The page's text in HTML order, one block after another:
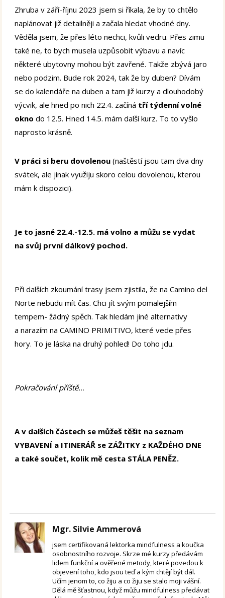
Zhruba v září-říjnu 2023 jsem si říkala, že by to chtělo
naplánovat již detailněji a začala hledat vhodné dny.
Věděla jsem, že přes léto nechci, kvůli vedru. Přes zimu
také ne, to bych musela uzpůsobit výbavu a navíc
některé ubytovny mohou být zavřené. Takže zbývá jaro
nebo podzim. Bude rok 2024, tak že by duben? Dívám
se do kalendáře na duben a tam již kurzy a dlouhodobý
výcvik, ale hned po nich 22.4. začíná tří týdenní volné
okno do 12.5. Hned 14.5. mám další kurz. To to vyšlo
naprosto krásně.
V práci si beru dovolenou (naštěstí jsou tam dva dny
svátek, ale jinak využiju skoro celou dovolenou, kterou
mám k dispozici).
Je to jasné 22.4.-12.5. má volno a můžu se vydat
na svůj první dálkový pochod.
Při dalších zkoumání trasy jsem zjistila, že na Camino del
Norte nebudu mít čas. Chci jít svým pomalejším
tempem- žádný spěch. Tak hledám jiné alternativy
a narazím na CAMINO PRIMITIVO, které vede přes
hory. To je láska na druhý pohled! Do toho jdu.
Pokračování příště…
A v dalších částech se můžeš těšit na seznam
VYBAVENÍ a ITINERÁŘ se ZÁŽITKY z KAŽDÉHO DNE
a také součet, kolik mě cesta STÁLA PENĚZ.
Mgr. Silvie Ammerová
jsem certifikovaná lektorka mindfulness a koučka
osobnostního rozvoje. Skrze mé kurzy předávám
lidem funkční a ověřené metody, které povedou k
objevení toho, kdo jsou teď a kým chtějí být dál.
Učím jenom to, co žiju a co žiju se stalo moji vášní.
Dělá mě šťastnou, když můžu mindfulness předávat